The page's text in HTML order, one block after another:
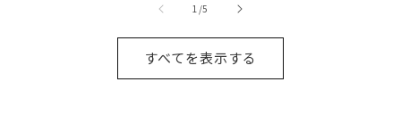
1 /の
5
すべてを表示する